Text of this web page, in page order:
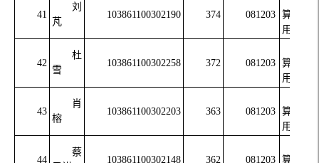
41
刘
芃
103861100302190 374 081203
算机应
用技术
42
杜
雪
103861100302258 372 081203
算机应
用技术
43
肖
榕
103861100302203 363 081203
算机应
用技术
44
蔡
103861100302148 362 081203
算机应